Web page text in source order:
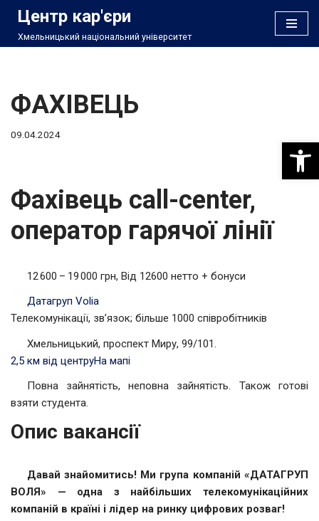
Перейти
Центр кар'єри
Хмельницький національний університет
ФАХІВЕЦЬ
09.04.2024
Фахівець call-center,
оператор гарячої лінії
12 600 – 19 000 грн, Від 12600 нетто + бонуси
Датагруп Volia
Телекомунікації, зв’язок; більше 1000 співробітників
Хмельницький, проспект Миру, 99/101.
2,5 км від центруНа мапі
Повна зайнятість, неповна зайнятість. Також готові
взяти студента.
Опис вакансії
Давай знайомитись! Ми група компаній «ДАТАГРУП
ВОЛЯ» — одна з найбільших телекомунікаційних
компаній в країні і лідер на ринку цифрових розваг!